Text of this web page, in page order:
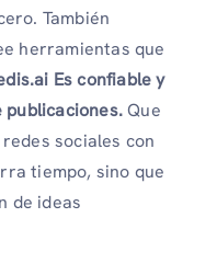
También
herramientas que
Es confiable y
publicaciones.Que
sociales con
tiempo, sino que
de ideas